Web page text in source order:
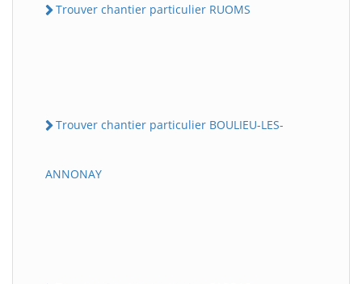
Trouver chantier particulier RUOMS
Trouver chantier particulier BOULIEU-LES-
ANNONAY